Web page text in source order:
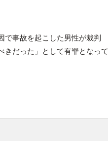
で事故を起こした男性が裁判
きだった」として有罪となって